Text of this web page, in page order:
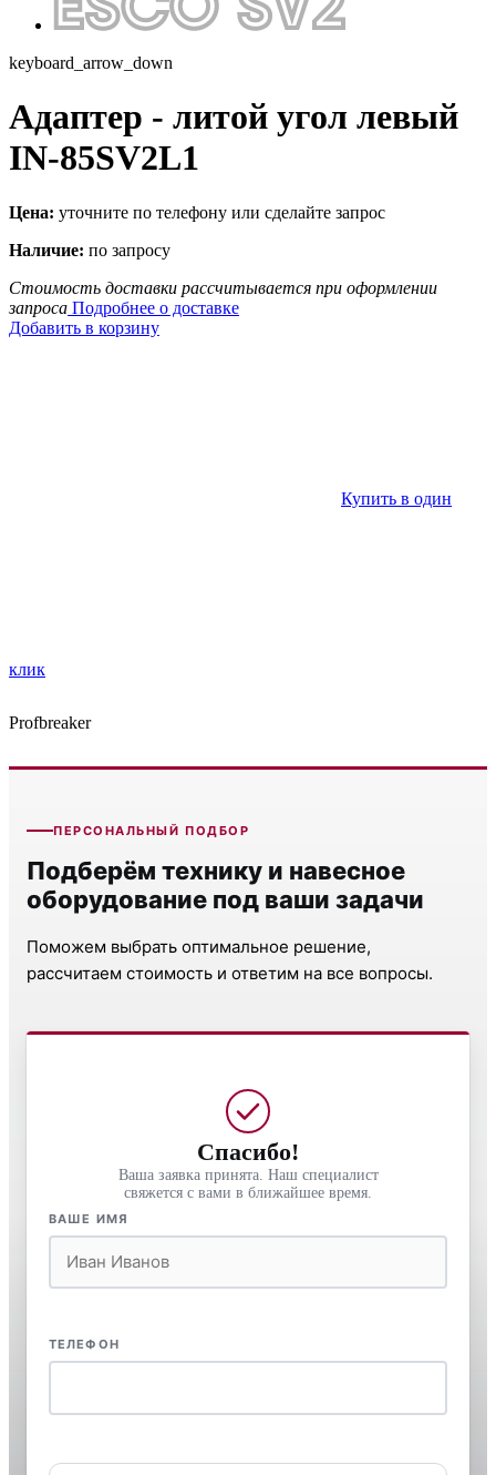
keyboard_arrow_down
Адаптер - литой угол левый
IN-85SV2L1
Цена: уточните по телефону или сделайте запрос
Наличие: по запросу
Стоимость доставки рассчитывается при оформлении
запроса Подробнее о доставке
Добавить в корзину
Купить в один
клик
Profbreaker
ПЕРСОНАЛЬНЫЙ ПОДБОР
Подберём технику и навесное
оборудование под ваши задачи
Поможем выбрать оптимальное решение,
рассчитаем стоимость и ответим на все вопросы.
Спасибо!
Ваша заявка принята. Наш специалист
свяжется с вами в ближайшее время.
ВАШЕ ИМЯ
ТЕЛЕФОН